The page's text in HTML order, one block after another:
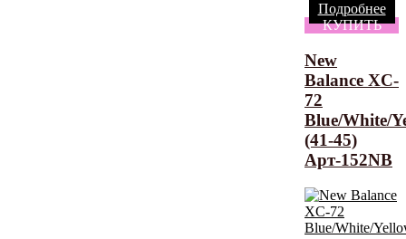
Подробнее
КУПИТЬ
New
Balance XC-
72
Blue/White/
(41-45)
Арт-152NB